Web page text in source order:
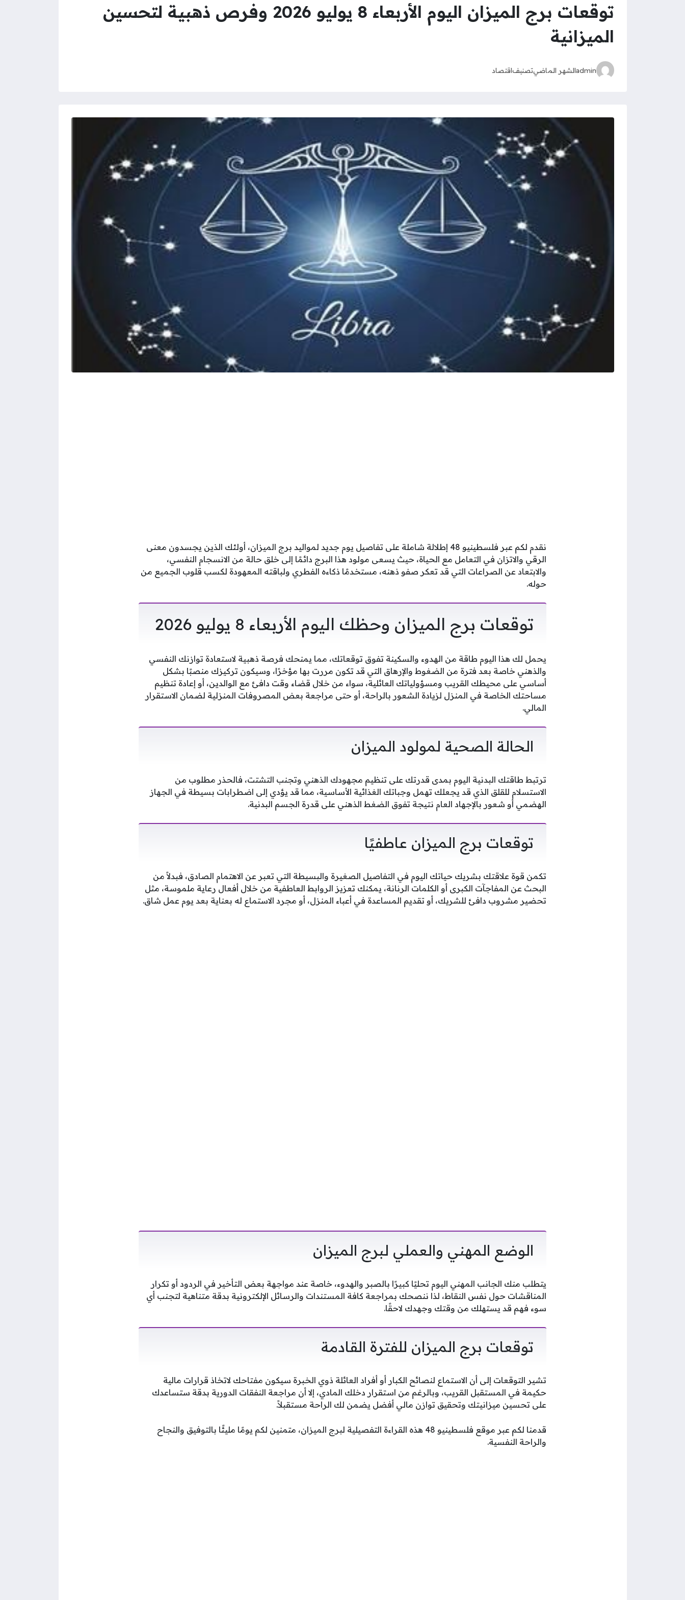
توقعات برج الميزان اليوم الأربعاء 8 يوليو 2026 وفرص ذهبية لتحسين
الميزانية
adminالشهر الماضيتصنيفاقتصاد
نقدم لكم عبر فلسطينيو 48 إطلالة شاملة على تفاصيل يوم جديد لمواليد برج الميزان، أولئك الذين يجسدون معنى
الرقي والاتزان في التعامل مع الحياة، حيث يسعى مولود هذا البرج دائمًا إلى خلق حالة من الانسجام النفسي،
والابتعاد عن الصراعات التي قد تعكر صفو ذهنه، مستخدمًا ذكاءه الفطري ولباقته المعهودة لكسب قلوب الجميع من
حوله.
توقعات برج الميزان وحظك اليوم الأربعاء 8 يوليو 2026
يحمل لك هذا اليوم طاقة من الهدوء والسكينة تفوق توقعاتك، مما يمنحك فرصة ذهبية لاستعادة توازنك النفسي
والذهني خاصة بعد فترة من الضغوط والإرهاق التي قد تكون مررت بها مؤخرًا، وسيكون تركيزك منصبًا بشكل
أساسي على محيطك القريب ومسؤولياتك العائلية، سواء من خلال قضاء وقت دافئ مع الوالدين، أو إعادة تنظيم
مساحتك الخاصة في المنزل لزيادة الشعور بالراحة، أو حتى مراجعة بعض المصروفات المنزلية لضمان الاستقرار
المالي.
الحالة الصحية لمولود الميزان
ترتبط طاقتك البدنية اليوم بمدى قدرتك على تنظيم مجهودك الذهني وتجنب التشتت، فالحذر مطلوب من
الاستسلام للقلق الذي قد يجعلك تهمل وجباتك الغذائية الأساسية، مما قد يؤدي إلى اضطرابات بسيطة في الجهاز
الهضمي أو شعور بالإجهاد العام نتيجة تفوق الضغط الذهني على قدرة الجسم البدنية.
توقعات برج الميزان عاطفيًا
تكمن قوة علاقتك بشريك حياتك اليوم في التفاصيل الصغيرة والبسيطة التي تعبر عن الاهتمام الصادق، فبدلاً من
البحث عن المفاجآت الكبرى أو الكلمات الرنانة، يمكنك تعزيز الروابط العاطفية من خلال أفعال رعاية ملموسة، مثل
تحضير مشروب دافئ للشريك، أو تقديم المساعدة في أعباء المنزل، أو مجرد الاستماع له بعناية بعد يوم عمل شاق.
الوضع المهني والعملي لبرج الميزان
يتطلب منك الجانب المهني اليوم تحليًا كبيرًا بالصبر والهدوء، خاصة عند مواجهة بعض التأخير في الردود أو تكرار
المناقشات حول نفس النقاط، لذا ننصحك بمراجعة كافة المستندات والرسائل الإلكترونية بدقة متناهية لتجنب أي
سوء فهم قد يستهلك من وقتك وجهدك لاحقًا.
توقعات برج الميزان للفترة القادمة
تشير التوقعات إلى أن الاستماع لنصائح الكبار أو أفراد العائلة ذوي الخبرة سيكون مفتاحك لاتخاذ قرارات مالية
حكيمة في المستقبل القريب، وبالرغم من استقرار دخلك المادي، إلا أن مراجعة النفقات الدورية بدقة ستساعدك
على تحسين ميزانيتك وتحقيق توازن مالي أفضل يضمن لك الراحة مستقبلاً.
قدمنا لكم عبر موقع فلسطينيو 48 هذه القراءة التفصيلية لبرج الميزان، متمنين لكم يومًا مليئًا بالتوفيق والنجاح
والراحة النفسية.